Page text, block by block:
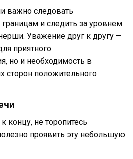
важно следовать
и следить за уровнем
Уважение друг к другу —
приятного
но и необходимость в
сторон положительного
концу, не торопитесь
проявить эту небольшую